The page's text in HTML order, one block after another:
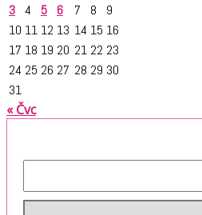
3 4 5 6 7 8
9
10 11 12 13 14 15 16
17 18 19 20 21 22 23
24 25 26 27 28 29 30
31
« Čvc